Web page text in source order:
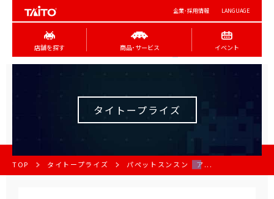
企業･採用情報 LANGUAGE
店舗を探す 商品･サービス イベント
タイトープライズ
TOP タイトープライズ パペットスンスン ア...